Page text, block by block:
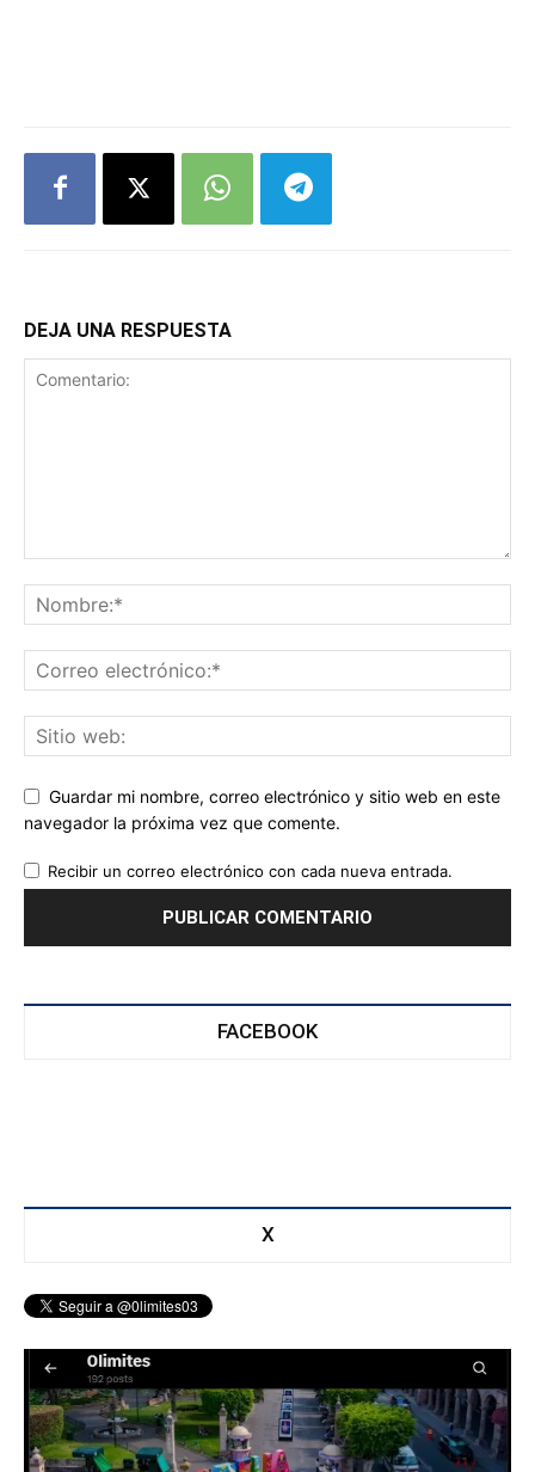
DEJA UNA RESPUESTA
Guardar mi nombre, correo electrónico y sitio web en este
navegador la próxima vez que comente.
Recibir un correo electrónico con cada nueva entrada.
FACEBOOK
X